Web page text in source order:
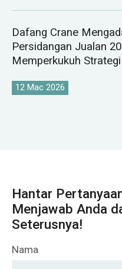
Dafang Crane
Persidangan Jualan
Memperkukuh
12 Mac 2026
Hantar
Menjawab Anda
Seterusnya!
Nama